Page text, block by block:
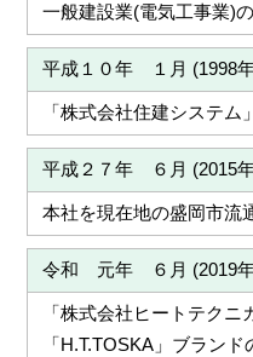
一般建設業(電気工事業)
平成１０年 １月 (1998
「株式会社住建システム
平成２７年 ６月 (2015
本社を現在地の盛岡市流
令和 元年 ６月 (2019
「株式会社ヒートテク
「H.T.TOSKA」ブラン